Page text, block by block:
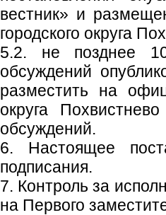
вестник» и
городского округа
5.2. не позднее
обсуждений
разместить на
округа
обсуждений.
6. Настоящее
подписания.
7. Контроль за
на Первого